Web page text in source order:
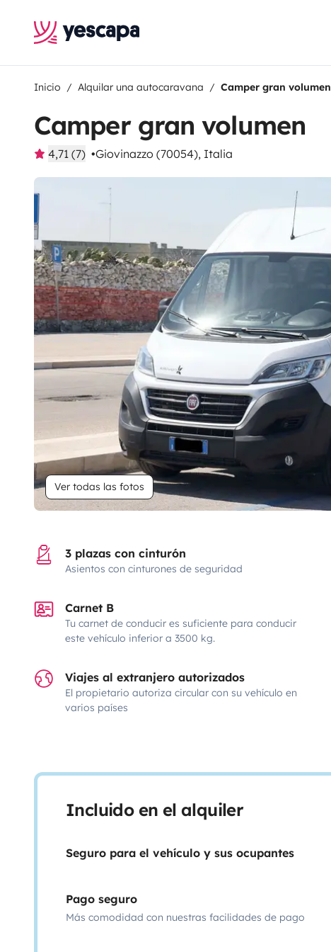
Inicio Alquilar una autocaravana Camper gran volumen
Camper gran volumen
4,71 (7) Giovinazzo (70054), Italia
Ver todas las fotos
3 plazas con cinturón
Asientos con cinturones de seguridad
Carnet B
Tu carnet de conducir es suficiente para conducir
este vehículo inferior a 3500 kg.
Viajes al extranjero autorizados
El propietario autoriza circular con su vehículo en
varios países
Incluido en el alquiler
Seguro para el vehículo y sus ocupantes
Pago seguro
Más comodidad con nuestras facilidades de pago